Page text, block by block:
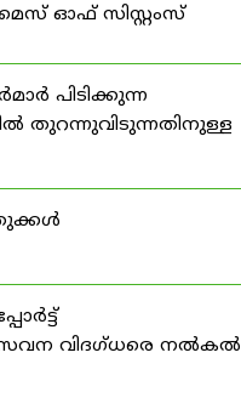
ഓഫ് സിസ്റ്റംസ്
പിടിക്കുന്ന
തുറന്നുവിടുന്നതിനുള്ള
വിദഗ്ധരെ നൽകൽ